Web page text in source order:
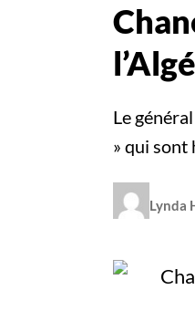
Le
» qui sont
Lynda